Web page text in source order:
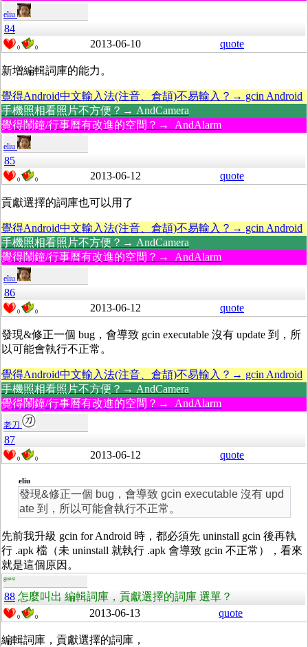
eliu
84
0 0 2013-06-10 quote
新增編輯詞庫的能力。
覺得Android中文輸入法(注音、倉頡)不易輸入？→ gcin Android
手機照相看照片不方便？→ AndCamera
覺得鬧鐘/行事曆有改進的空間？→ AndAlarm
eliu
85
0 0 2013-06-12 quote
貢獻選擇的詞庫也可以用了
覺得Android中文輸入法(注音、倉頡)不易輸入？→ gcin Android
手機照相看照片不方便？→ AndCamera
覺得鬧鐘/行事曆有改進的空間？→ AndAlarm
eliu
86
0 0 2013-06-12 quote
發現&修正一個 bug，會導致 gcin executable 沒有 update 到，所
以可能會執行不正常。
覺得Android中文輸入法(注音、倉頡)不易輸入？→ gcin Android
手機照相看照片不方便？→ AndCamera
覺得鬧鐘/行事曆有改進的空間？→ AndAlarm
老刀
87
0 0 2013-06-12 quote
eliu
發現&修正一個 bug，會導致 gcin executable 沒有 upd
ate 到，所以可能會執行不正常。
先前我升級 gcin for Android 時，都必須先 uninstall gcin 後再執
行 .apk 檔（未 uninstall 就執行 .apk 會導致 gcin 不正常），看來
就是這個原因。
guest
88 怎麼叫出 編輯詞庫，貢獻選擇的詞庫 選單？
0 0 2013-06-13 quote
編輯詞庫，貢獻選擇的詞庫，